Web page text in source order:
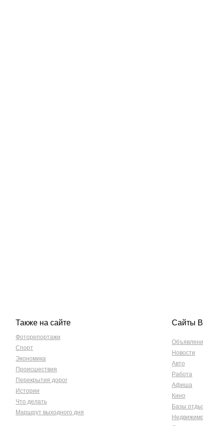
Также на сайте
Фоторепортажи
Спорт
Экономика
Происшествия
Перекрытия дорог
Истории
Что делать
Маршрут выходного дня
Сайты
Новости
Авто
Работа
Афиша
Кино
Базы